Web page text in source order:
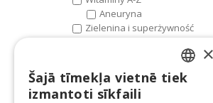
Aneuryna
Zielenina i superżywność
Orzech kokosowy
Zioła
LATVIAN
×
Šajā tīmekļa vietnē tiek
izmantoti sīkfaili